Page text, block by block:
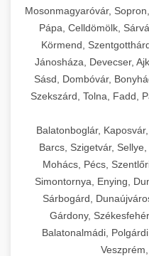
Fejlett AI-alapú
aikampany.hu
🍞 20. Ipari
Professzionális
tésztakeverő gépek
konyhák
megbízható
chef-
🔪 21. Ipari
Ipari hús- és
élelmiszer-
állítható
chef-
📦 22.
Kereskedelmi
élelmiszerek
szavatossági időt
🎁 23.
Ipari
Mosonmagyaróvár,
Pápa, Celldömölk,
Körmend,
Jánosháza, Devecser,
Sásd, Dombóvár,
Szekszárd, Tolna, Fadd,
Balatonboglár,
Barcs, Szigetvár,
Mohács, Pécs,
Simontornya, Enying,
Sárbogárd,
Gárdony,
Balatonalmádi,